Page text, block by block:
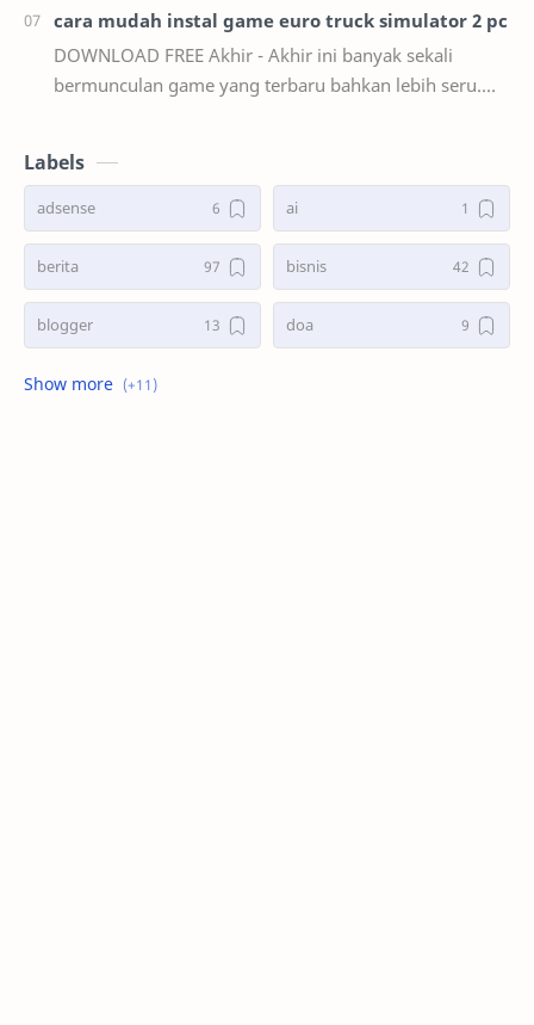
cara mudah instal game euro truck simulator 2 pc
DOWNLOAD FREE Akhir - Akhir ini banyak sekali
bermunculan game yang terbaru bahkan lebih seru.
Labels
adsense ai
berita bisnis
blogger doa
game